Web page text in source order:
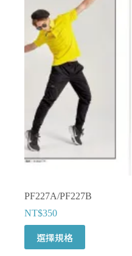
式。
可
產
擇
選
項
PF227A/PF227B
NT$350
選擇規格
產